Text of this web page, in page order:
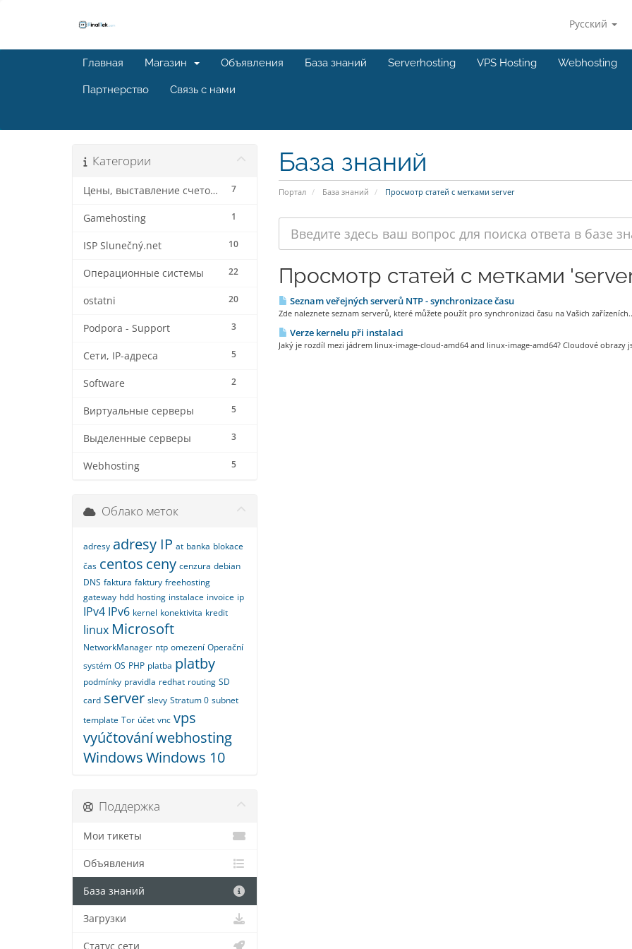
Русский
Главная Магазин Объявления База знаний Serverhosting VPS Hosting Webhosting
Партнерство Связь с нами
База знаний
Портал База знаний Просмотр статей с метками server
Категории
7
Цены, выставление счетов, выставление счетов и скидки
1
Gamehosting
10
ISP Slunečný.net
22
Операционные системы
20
ostatni
3
Podpora - Support
5
Сети, IP-адреса
2
Software
5
Виртуальные серверы
3
Выделенные серверы
5
Webhosting
Просмотр статей с метками
Seznam veřejných serverů NTP - synchronizace času
Zde naleznete seznam serverů, které můžete použít pro synchronizaci času na Vašich
Verze kernelu při instalaci
Jaký je rozdíl mezi jádrem linux-image-cloud-amd64 and linux-image-amd64? Cloudové obrazy
Облако меток
adresy adresy IP at banka blokace
čas centos ceny cenzura debian
DNS faktura faktury freehosting
gateway hdd hosting instalace invoice ip
IPv4 IPv6 kernel konektivita kredit
linux Microsoft
NetworkManager ntp omezení Operační
systém OS PHP platba platby
podmínky pravidla redhat routing SD
card server slevy Stratum 0 subnet
template Tor účet vnc vps
vyúčtováníwebhosting
WindowsWindows 10
Поддержка
Мои тикеты
Объявления
База знаний
Загрузки
Статус сети